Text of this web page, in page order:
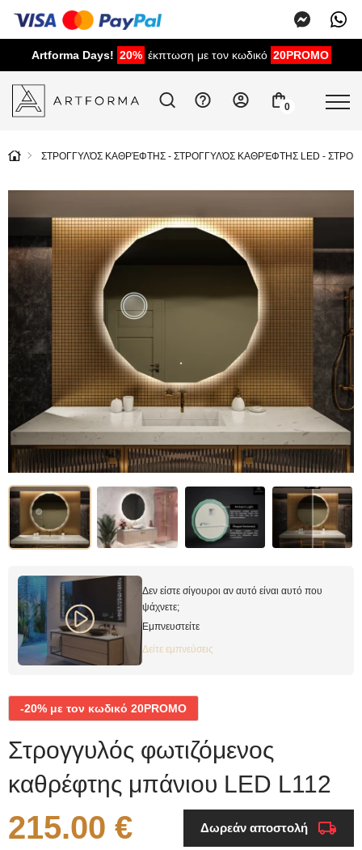
Artforma Days! 20% έκπτωση με τον κωδικό 20PROMO
0
ΣΤΡΟΓΓΥΛΌΣ ΚΑΘΡΈΦΤΗΣ - ΣΤΡΟΓΓΥΛΌΣ ΚΑΘΡΈΦΤΗΣ LED -
Δεν είστε σίγουροι αν αυτό είναι αυτό που
ψάχνετε;
Εμπνευστείτε
Δείτε εμπνεύσεις
-20% με τον κωδικό 20PROMO
Στρογγυλός φωτιζόμενος
καθρέφτης μπάνιου LED L112
215.00 € Δωρεάν αποστολή